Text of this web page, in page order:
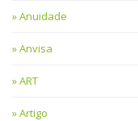
Anuidade
Anvisa
ART
Artigo